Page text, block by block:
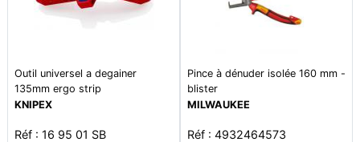
Outil universel a degainer
135mm ergo strip
KNIPEX
Réf : 16 95 01 SB
Pince à dénuder isolée 160 mm -
blister
MILWAUKEE
Réf : 4932464573